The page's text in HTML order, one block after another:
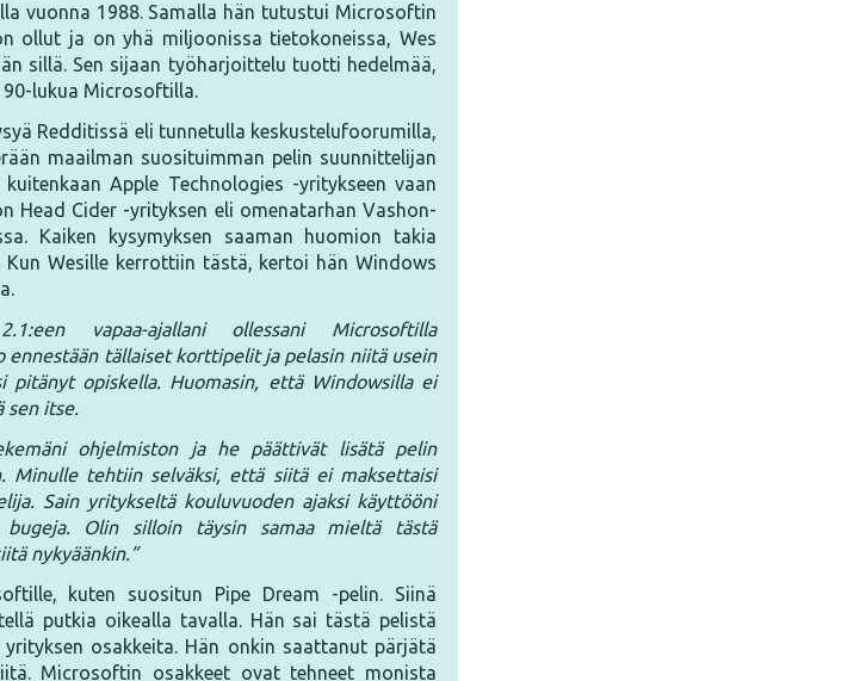
vuonna 1988. Samalla hän tutustui Microsoftin
ollut ja on yhä miljoonissa tietokoneissa, Wes
sillä. Sen sijaan työharjoittelu tuotti hedelmää,
90-lukua Microsoftilla.
Redditissä eli tunnetulla keskustelufoorumilla,
maailman suosituimman pelin suunnittelijan
Apple Technologies -yritykseen vaan
Head Cider -yrityksen eli omenatarhan Vashon-
Kaiken kysymyksen saaman huomion takia
Wesille kerrottiin tästä, kertoi hän Windows
vapaa-ajallani ollessani Microsoftilla
ennestään tällaiset korttipelit ja pelasin niitä usein
pitänyt opiskella. Huomasin, että Windowsilla ei
sen itse.
ohjelmiston ja he päättivät lisätä pelin
Minulle tehtiin selväksi, että siitä ei maksettaisi
Sain yritykseltä kouluvuoden ajaksi käyttööni
Olin silloin täysin samaa mieltä tästä
nykyäänkin.”
kuten suositun Pipe Dream -pelin. Siinä
putkia oikealla tavalla. Hän sai tästä pelistä
osakkeita. Hän onkin saattanut pärjätä
Microsoftin osakkeet ovat tehneet monista